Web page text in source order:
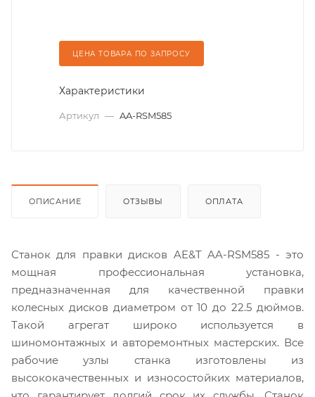
ЦЕНА ТОВАРА ПО ЗАПРОСУ
Характеристики
Артикул — AA-RSM585
ОПИСАНИЕ ОТЗЫВЫ ОПЛАТА
Станок для правки дисков AE&T AA-RSM585 - это
мощная профессиональная установка,
предназначенная для качественной правки
колесных дисков диаметром от 10 до 22.5 дюймов.
Такой агрегат широко используется в
шиномонтажных и авторемонтных мастерских. Все
рабочие узлы станка изготовлены из
высококачественных и износостойких материалов,